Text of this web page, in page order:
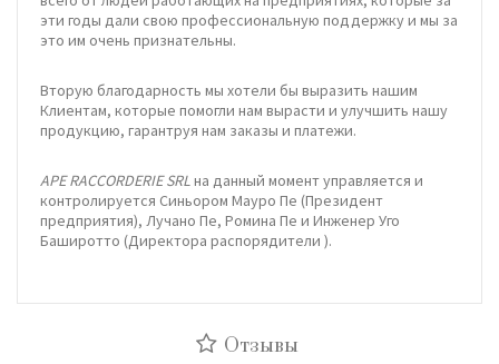
эти годы дали свою профессиональную поддержку и мы за
это им очень признательны.
Вторую благодарность мы хотели бы выразить нашим
Клиентам, которые помогли нам вырасти и улучшить нашу
продукцию, гарантруя нам заказы и платежи.
APE RACCORDERIE SRLна данный момент управляется и
контролируется Синьором Мауро Пе (Президент
предприятия), Лучано Пе, Ромина Пе и Инженер Уго
Баширотто (Директора распорядители ).
Отзывы